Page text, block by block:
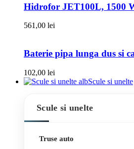
Hidrofor JET100L, 1500
561,00 lei
Baterie pipa lunga dus si
102,00 lei
Scule si unelte
Scule si unelte
Truse auto